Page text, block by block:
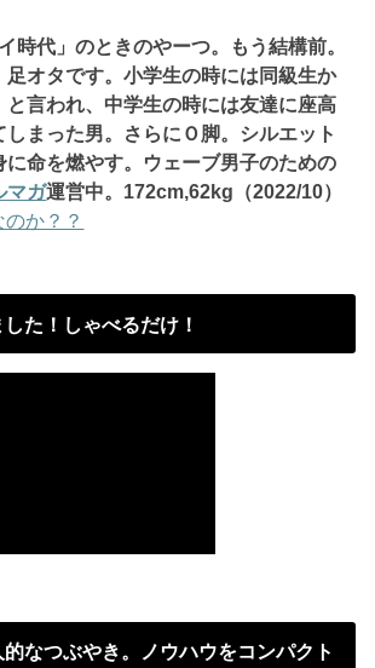
時代」のときのやーつ。もう結構前。
足オタです。小学生の時には同級生か
と言われ、中学生の時には友達に座高
まった男。さらにＯ脚。シルエット
に命を燃やす。ウェーブ男子のための
マガ運営中。172cm,62kg（2022/10）
か？？
た！しゃべるだけ！
なつぶやき。ノウハウをコンパクト